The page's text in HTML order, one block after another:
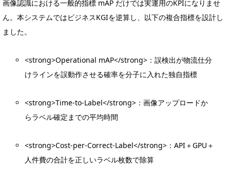
画像認識における一般的指標 mAP だけでは実運用のKPIになりませ
ん。本システムではビジネスKGIを逆算し、以下の複合指標を設計し
ました。
<strong>Operational mAP</strong>：誤検出が物流仕分
けラインを誤動作させる確率を分子に入れた独自指標
<strong>Time-to-Label</strong>：画像アップロードか
らラベル確定までの平均時間
<strong>Cost-per-Correct-Label</strong>：API＋GPU＋
人件費の合計を正しいラベル枚数で除算